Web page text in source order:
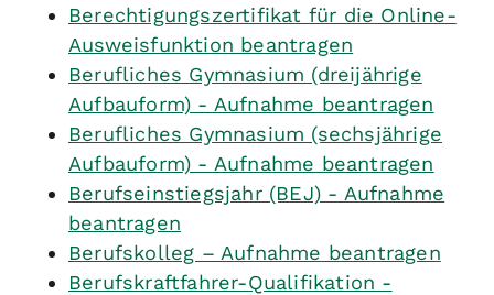
Berechtigungszertifikat für die Online-
Ausweisfunktion beantragen
Berufliches Gymnasium (dreijährige
Aufbauform) - Aufnahme beantragen
Berufliches Gymnasium (sechsjährige
Aufbauform) - Aufnahme beantragen
Berufseinstiegsjahr (BEJ) - Aufnahme
beantragen
Berufskolleg – Aufnahme beantragen
Berufskraftfahrer-Qualifikation -